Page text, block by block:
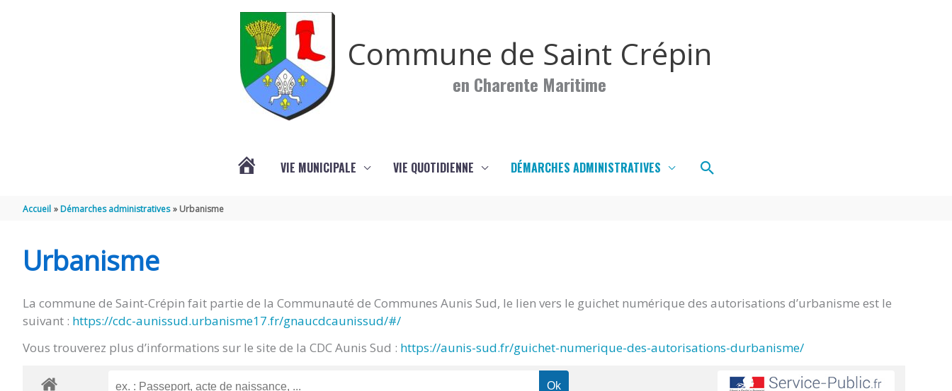
Commune de Saint Crépin
en Charente Maritime
CRÉPIN
VIE MUNICIPALE VIE QUOTIDIENNE DÉMARCHES ADMINISTRATIVES Rechercher
Accueil Démarches administratives Urbanisme
Urbanisme
La commune de Saint-Crépin fait partie de la Communauté de Communes Aunis Sud, le lien vers le guichet numérique des autorisations d’urbanisme est le
suivant : https://cdc-aunissud.urbanisme17.fr/gnaucdcaunissud/#/
Vous trouverez plus d’informations sur le site de la CDC Aunis Sud : https://aunis-sud.fr/guichet-numerique-des-autorisations-durbanisme/